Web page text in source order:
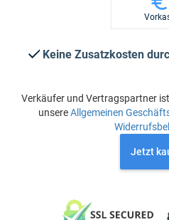
Keine Zusatzkosten
Verkäufer und Vertragspartner
unsereAllgemeinen
Jetzt